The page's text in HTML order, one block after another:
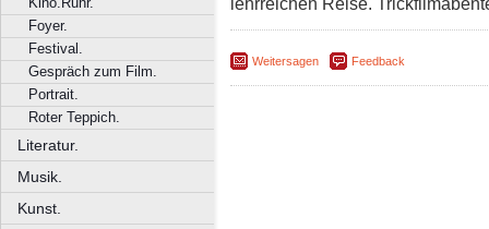
Foyer.
Festival.
Gespräch zum Film.
Portrait.
Roter Teppich.
Literatur.
Musik.
Kunst.
Weitersagen Feedback